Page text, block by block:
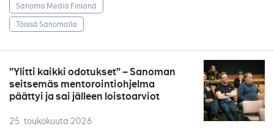
Sanoma Media Finland
Töissä Sanomalla
”Ylitti kaikki odotukset” – Sanoman
seitsemäs mentorointiohjelma
päättyi ja sai jälleen loistoarviot
25. toukokuuta 2026